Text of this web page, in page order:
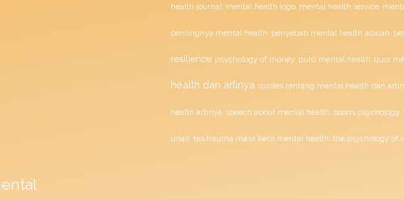
health journal mental health logo mental health service
pentingnya mental health penyebab mental health adalah
resilience psychology of money puisi mental health quiz
health dan artinya quotes tentang mental health dan
health artinya speech about mental health sports psychology
unair tes trauma masa kecil mental health the psychology of